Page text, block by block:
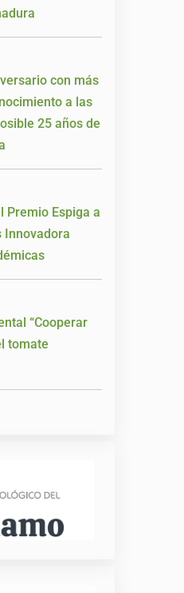
con más
a las
25 años de
Premio Espiga a
Innovadora
“Cooperar
tomate